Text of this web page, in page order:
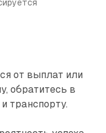
от выплат или
обратитесь в
транспорту.